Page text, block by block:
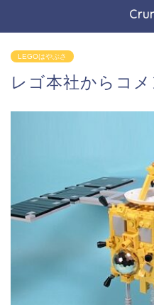
LEGOはやぶさ
レゴ本社からコメ